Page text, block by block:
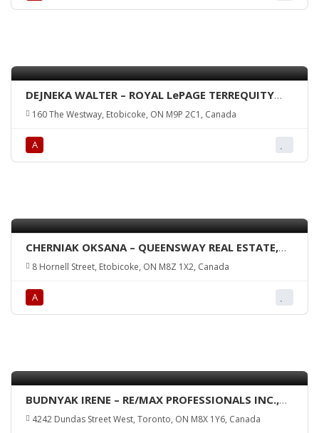
DEJNEKA WALTER – ROYAL LePAGE TERREQUITY
REALTY, Brokerage
160 The Westway, Etobicoke, ON M9P 2C1, Canada
А
CHERNIAK OKSANA – QUEENSWAY REAL ESTATE,
Brokerage
8 Hornell Street, Etobicoke, ON M8Z 1X2, Canada
А
BUDNYAK IRENE – RE/MAX PROFESSIONALS INC.,
Brokerage
4242 Dundas Street West, Toronto, ON M8X 1Y6, Canada